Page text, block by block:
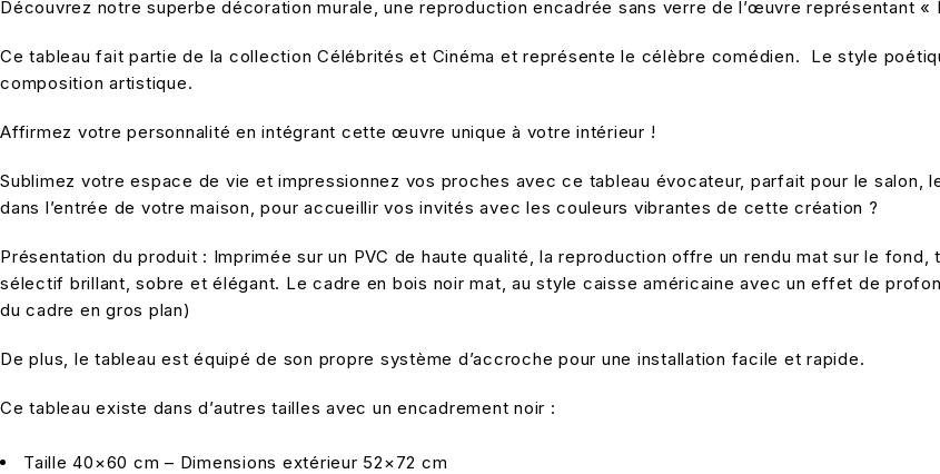
Découvrez notre superbe décoration murale, une reproduction encadrée sans verre de l’œuvre représentant «
Ce tableau fait partie de la collection Célébrités et Cinéma et représente le célèbre comédien. Le style
composition artistique.
Affirmez votre personnalité en intégrant cette œuvre unique à votre intérieur !
Sublimez votre espace de vie et impressionnez vos proches avec ce tableau évocateur, parfait pour le salon,
dans l’entrée de votre maison, pour accueillir vos invités avec les couleurs vibrantes de cette création ?
Présentation du produit : Imprimée sur un PVC de haute qualité, la reproduction offre un rendu mat sur le
sélectif brillant, sobre et élégant. Le cadre en bois noir mat, au style caisse américaine avec un effet de
du cadre en gros plan)
De plus, le tableau est équipé de son propre système d’accroche pour une installation facile et rapide.
Ce tableau existe dans d’autres tailles avec un encadrement noir :
Taille 40×60 cm – Dimensions extérieur 52×72 cm